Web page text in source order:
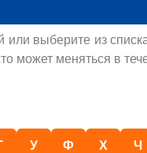
выберите из
может меняться в
У Ф Х Ч